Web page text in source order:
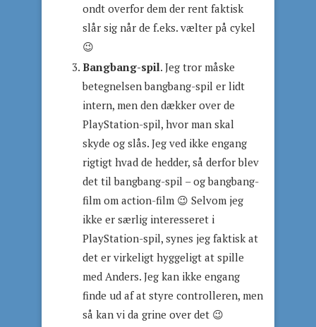
ondt overfor dem der rent faktisk
slår sig når de f.eks. vælter på cykel
😉
Bangbang-spil. Jeg tror måske
betegnelsen bangbang-spil er lidt
intern, men den dækker over de
PlayStation-spil, hvor man skal
skyde og slås. Jeg ved ikke engang
rigtigt hvad de hedder, så derfor blev
det til bangbang-spil – og bangbang-
film om action-film 😉 Selvom jeg
ikke er særlig interesseret i
PlayStation-spil, synes jeg faktisk at
det er virkeligt hyggeligt at spille
med Anders. Jeg kan ikke engang
finde ud af at styre controlleren, men
så kan vi da grine over det 😉